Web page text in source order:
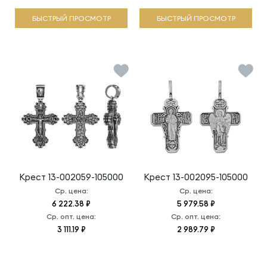
БЫСТРЫЙ ПРОСМОТР БЫСТРЫЙ ПРОСМОТР
Крест 13-002059-105000
Ср. цена:
6 222.38 ₽
Ср. опт. цена:
3 111.19 ₽
Крест 13-002095-105000
Ср. цена:
5 979.58 ₽
Ср. опт. цена:
2 989.79 ₽